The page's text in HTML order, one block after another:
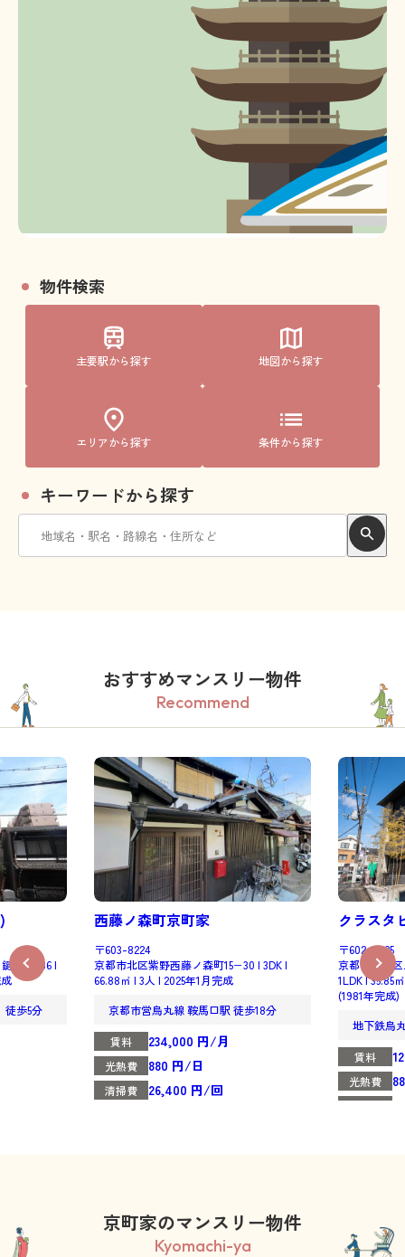
物件検索
主要駅から探す 地図から探す
エリアから探す 条件から探す
キーワードから探す
おすすめマンスリー物件
Recommend
屋町486 |
歩5分
西藤ノ森町京町家
〒603-8224
京都市北区紫野西藤ノ森町15−30 | 3DK |
66.88㎡ | 3人 | 2025年1月完成
京都市営烏丸線 鞍馬口駅 徒歩18分
賃料 234,000 円/月
光熱費 880 円/日
清掃費 26,400 円/回
クラスタ
〒602-0025
京都市上京
1LDK | 35.85
(1981年完成)
地下鉄烏
賃料
光熱費
清掃費
京町家のマンスリー物件
Kyomachi-ya